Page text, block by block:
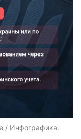
/ Инфографика: